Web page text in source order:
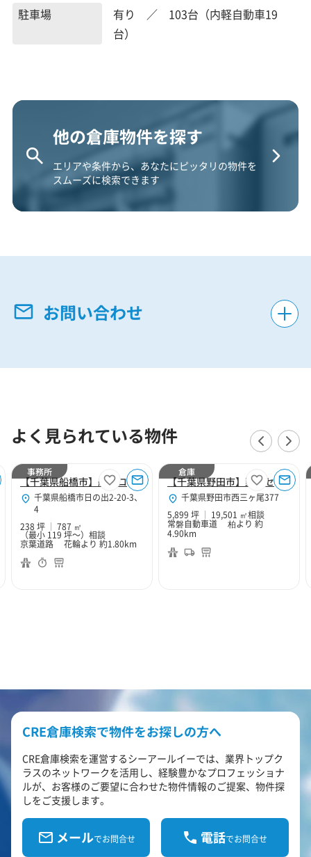
駐車場
有り ／ 103台（内軽自動車19
台）
他の倉庫物件を探す
エリアや条件から、あなたにピッタリの物件を
スムーズに検索できます
お問い合わせ
よく見られている物件
【千葉県船橋市】船橋ロジスティクス事務所区画
千葉県船橋市日の出2-20-3、
4
238 坪
787 ㎡
（最小 119 坪～） 相談
京葉道路 花輪より 約1.80km
事務所
【千葉県野田市】野田センター
千葉県野田市西三ヶ尾377
5,899 坪
19,501 ㎡相談
常磐自動車道 柏より 約
4.90km
倉庫
CRE倉庫検索で物件をお探しの方へ
CRE倉庫検索を運営するシーアールイーでは、業界トップク
ラスのネットワークを活用し、経験豊かなプロフェッショナ
ルが、お客様のご要望に合わせた物件情報のご提案、物件探
しをご支援します。
メールでお問合せ 電話でお問合せ